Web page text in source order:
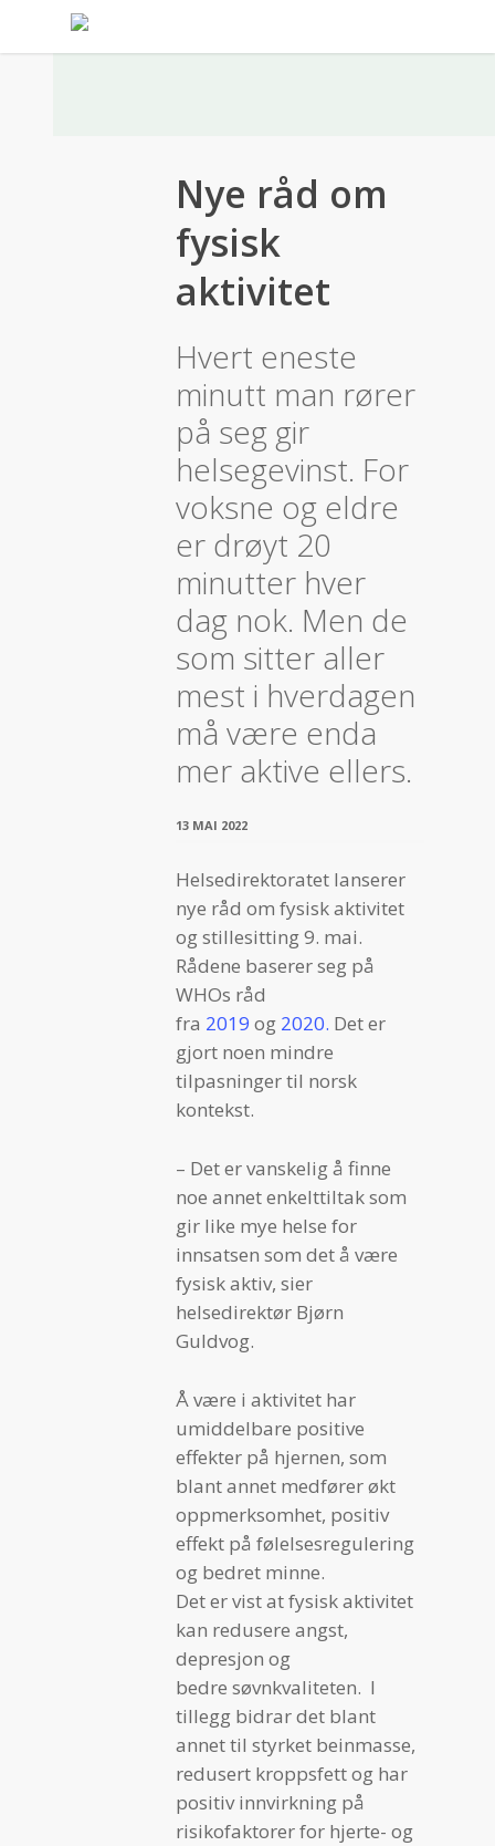
Nye råd om
fysisk
aktivitet
Hvert eneste
minutt man rører
på seg gir
helsegevinst. For
voksne og eldre
er drøyt 20
minutter hver
dag nok. Men de
som sitter aller
mest i hverdagen
må være enda
mer aktive ellers.
13 MAI 2022
Helsedirektoratet lanserer
nye råd om fysisk aktivitet
og stillesitting 9. mai.
Rådene baserer seg på
WHOs råd
fra 2019 og 2020. Det er
gjort noen mindre
tilpasninger til norsk
kontekst.
– Det er vanskelig å finne
noe annet enkelttiltak som
gir like mye helse for
innsatsen som det å være
fysisk aktiv, sier
helsedirektør Bjørn
Guldvog.
Å være i aktivitet har
umiddelbare positive
effekter på hjernen, som
blant annet medfører økt
oppmerksomhet, positiv
effekt på følelsesregulering
og bedret minne.
Det er vist at fysisk aktivitet
kan redusere angst,
depresjon og
bedre søvnkvaliteten. I
tillegg bidrar det blant
annet til styrket beinmasse,
redusert kroppsfett og har
positiv innvirkning på
risikofaktorer for hjerte- og